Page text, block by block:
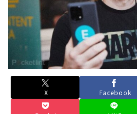
Powered by livedoor 相互RSS
X Facebook